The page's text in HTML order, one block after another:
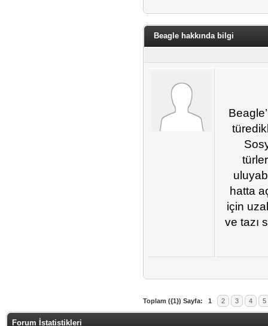
Beagle hakkında bilgi
hatta
için
ve tazı
Toplam ({1}) Sayfa: 1 2 3 4 5
Forum İstatistikleri